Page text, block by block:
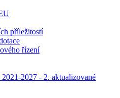
příležitostí
řízení
2027 - 2. aktualizované